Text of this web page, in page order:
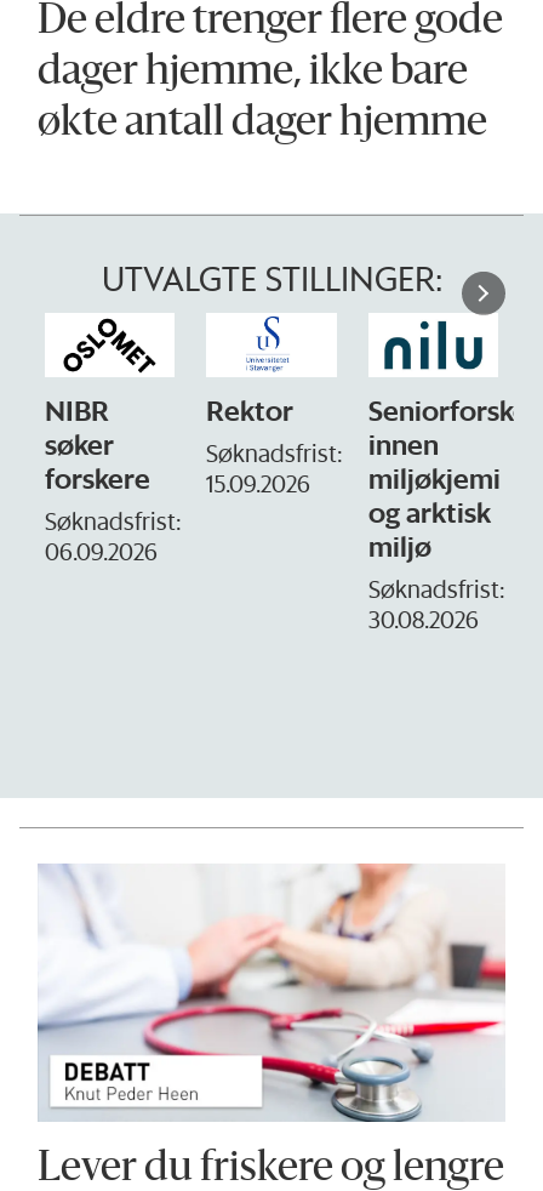
De eldre trenger flere gode
dager hjemme, ikke bare
økte antall dager hjemme
UTVALGTE STILLINGER:
Rektor
Søknadsfrist:
15.09.2026
Seniorforsker
innen
miljøkjemi
Forskning.no
søker
– fast
Søknadsfrist:
16. august.
Lever du friskere og lengre